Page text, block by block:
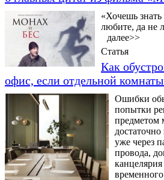
«Хочешь знать
любите, да не
далее>>
Статья
Как
офис, если отдельной
Ошибки
попытки
предметом
уже через
провода,